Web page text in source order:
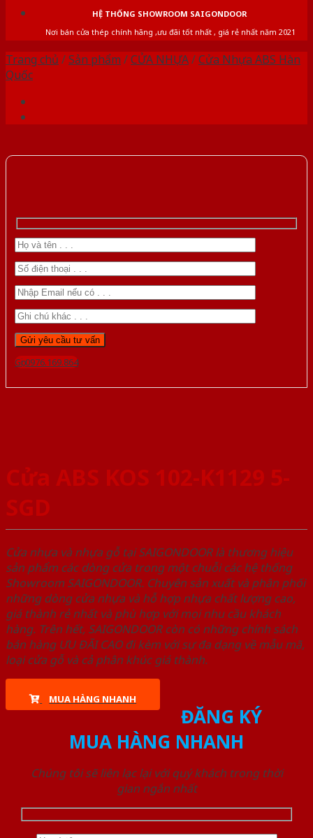
HỆ THỐNG SHOWROOM SAIGONDOOR
Nơi bán cửa thép chính hãng ,ưu đãi tốt nhất , giá rẻ nhất năm 2021
Trang chủ /Sản phẩm /CỬA NHỰA/Cửa Nhựa ABS Hàn
Quốc
Gọi 0976.169.864
Cửa ABS KOS 102-K1129 5-
SGD
Cửa nhựa và nhựa gỗ tại SAIGONDOOR là thương hiệu
sản phẩm các dòng cửa trong một chuỗi các hệ thống
Showroom SAIGONDOOR. Chuyên sản xuất và phân phối
những dòng cửa nhựa và hỗ hợp nhựa chất lượng cao,
giá thành rẻ nhất và phù hợp với mọi nhu cầu khách
hàng. Trên hết, SAIGONDOOR còn có những chính sách
bán hàng ƯU ĐÃI CAO đi kèm với sự đa dạng về mẫu mã,
loại cửa gỗ và cả phân khúc giá thành.
MUA HÀNG NHANH
ĐĂNG KÝ
MUA HÀNG NHANH
Chúng tôi sẽ liên lạc lại với quý khách trong thời
gian ngắn nhất